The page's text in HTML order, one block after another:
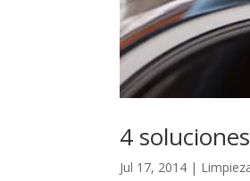
4
Jul 17, 2014 |